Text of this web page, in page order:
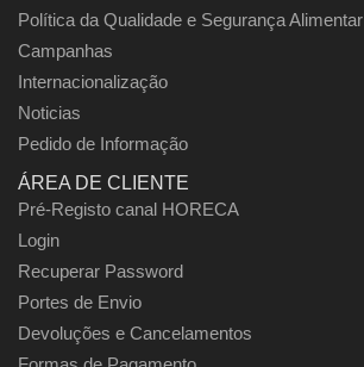
Política da Qualidade e Segurança Alimentar
Campanhas
Internacionalização
Noticias
Pedido de Informação
ÁREA DE CLIENTE
Pré-Registo canal HORECA
Login
Recuperar Password
Portes de Envio
Devoluções e Cancelamentos